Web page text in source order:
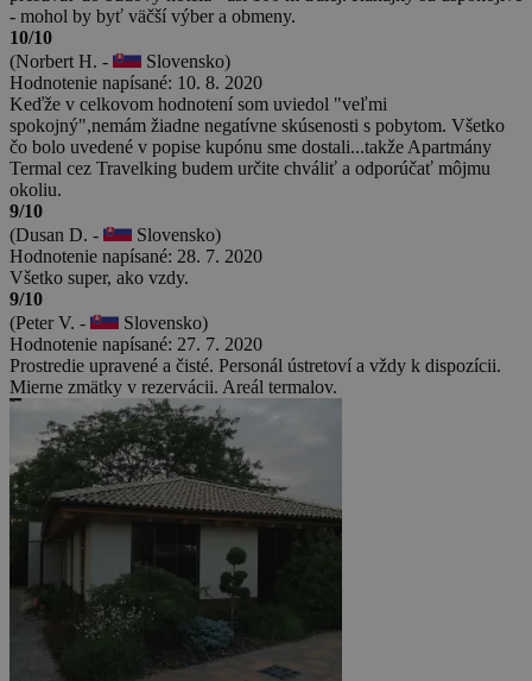
- mohol by byť väčší výber a obmeny.
10/10
(Norbert H. -
Slovensko)
Hodnotenie napísané: 10. 8. 2020
Keďže v celkovom hodnotení som uviedol "veľmi
spokojný",nemám žiadne negatívne skúsenosti s pobytom. Všetko
čo bolo uvedené v popise kupónu sme dostali...takže Apartmány
Termal cez Travelking budem určite chváliť a odporúčať môjmu
okoliu.
9/10
(Dusan D. -
Slovensko)
Hodnotenie napísané: 28. 7. 2020
Všetko super, ako vzdy.
9/10
(Peter V. -
Slovensko)
Hodnotenie napísané: 27. 7. 2020
Prostredie upravené a čisté. Personál ústretoví a vždy k dispozícii.
Mierne zmätky v rezervácii. Areál termalov.